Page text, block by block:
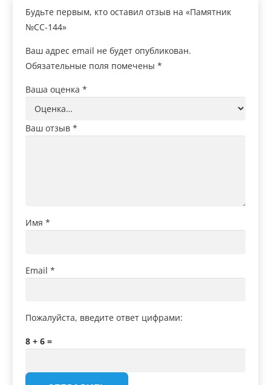
Будьте первым, кто оставил отзыв на «Памятник
№СС-144»
Ваш адрес email не будет опубликован.
Обязательные поля помечены *
Ваша оценка *
Ваш отзыв *
Имя *
Email *
Пожалуйста, введите ответ цифрами:
8 + 6 =